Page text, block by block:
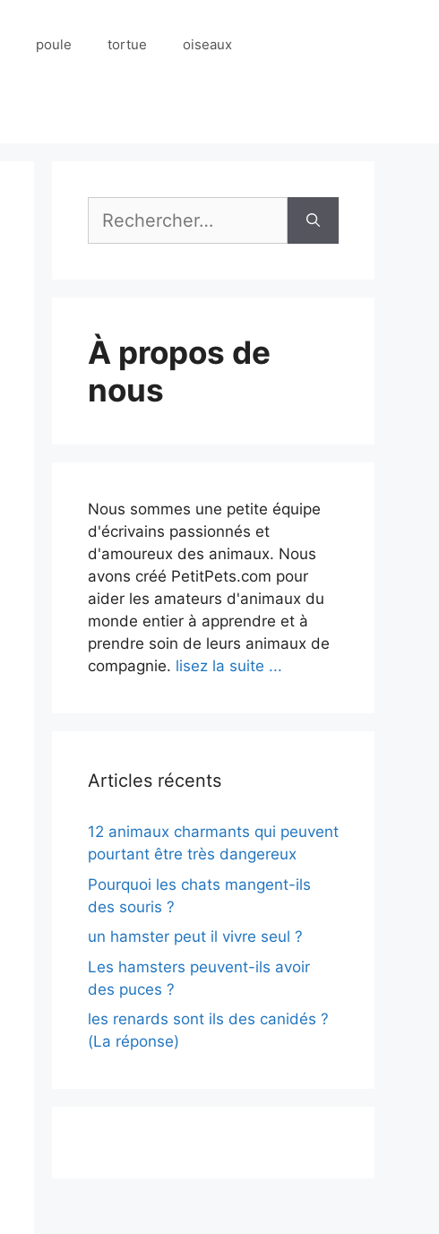
poule tortue oiseaux
À propos de
nous
Nous sommes une petite équipe
d'écrivains passionnés et
d'amoureux des animaux. Nous
avons créé PetitPets.com pour
aider les amateurs d'animaux du
monde entier à apprendre et à
prendre soin de leurs animaux de
compagnie. lisez la suite ...
Articles récents
12 animaux charmants qui peuvent
pourtant être très dangereux
Pourquoi les chats mangent-ils
des souris ?
un hamster peut il vivre seul ?
Les hamsters peuvent-ils avoir
des puces ?
les renards sont ils des canidés ?
(La réponse)